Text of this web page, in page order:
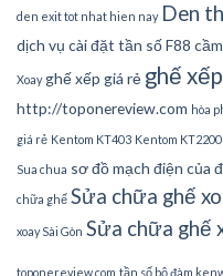
den exit tot nhat hien nay Den
dịch vụ cài đặt tần sốF88
Xoay ghế xếp giá rẻ ghế
http://toponereview.com hòa
giá rẻ Kentom KT403 Kentom KT2200
Sua chua sơ đồ mạch điện của
chữa ghế Sửa chữa ghế
xoay Sài Gòn Sửa chữa ghế
toponereview.com tần số bộ đàm